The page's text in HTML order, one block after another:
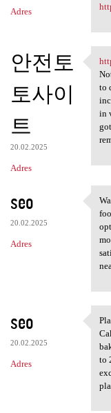
Adres
안전토
토사이
트
20.02.2025
Adres
to
in
seo
20.02.2025
Adres
seo
20.02.2025
Adres
to